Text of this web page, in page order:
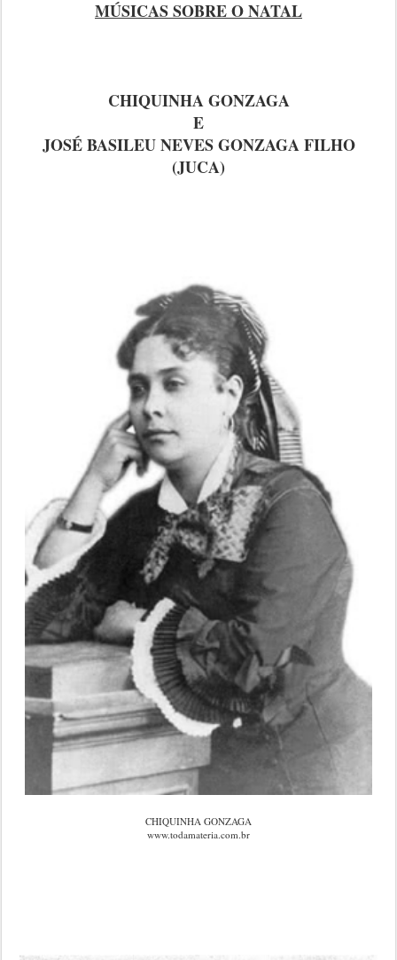
MÚSICAS SOBRE O NATAL
CHIQUINHA GONZAGA
E
JOSÉ BASILEU NEVES GONZAGA FILHO
(JUCA)
CHIQUINHA GONZAGA
www.todamateria.com.br